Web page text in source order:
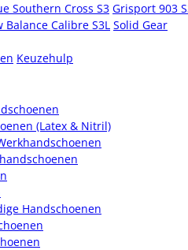
Southern Cross S3 Grisport 903
Balance Calibre S3L Solid Gear
Keuzehulp
(Latex & Nitril)
Handschoenen